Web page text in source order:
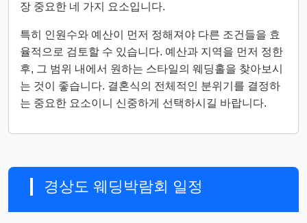
장 중요한 네 가지 요소입니다.
특히 인원수와 예산이 먼저 정해져야 다른 조건들을 효
율적으로 검토할 수 있습니다. 예산과 지역을 먼저 정한
후, 그 범위 내에서 원하는 스타일의 웨딩홀을 찾아보시
는 것이 좋습니다. 결혼식의 전체적인 분위기를 결정하
는 중요한 요소이니 신중하게 선택하시길 바랍니다.
경상도 웨딩박람회 일정